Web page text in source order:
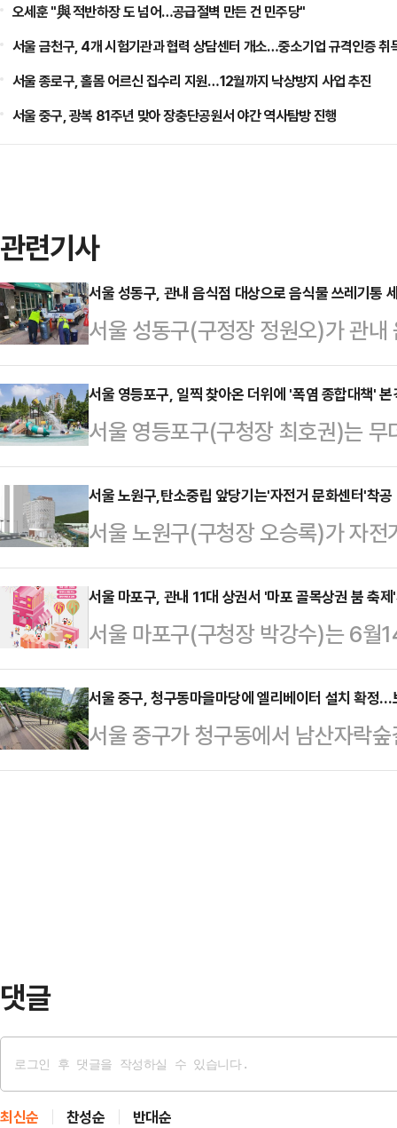
오세훈 "與 적반하장 도 넘어…공급절벽 만든 건 민주당"
서울 금천구, 4개 시험기관과 협력 상담센터 개소…중소기업 규격인증 취
서울 종로구, 홀몸 어르신 집수리 지원…12월까지 낙상방지 사업 추진
서울 중구, 광복 81주년 맞아 장충단공원서 야간 역사탐방 진행
관련기사
서울 성동구, 관내 음식점 대상으로 음식물 쓰레기통
서울 성동구(구정장 정원오)가 관
용기 세척사업'을 시행한다고 12일
레기 수거용기 세척사업'을 추진하
패로 인한 악취, 해충 발생이 증가
한다.관내 주요 상권, 전통시장 등
배출되는 일반식당 약 2800개 업
음식점, 제과점, 편의점, 반찬가게
되는 곳은…
서울 영등포구, 일찍 찾아온 더위에 '폭염 종합대책' 본
서울 영등포구(구청장 최호권)는
민 보호를 위한 '폭염 종합대책'을
르면 지난해 폭염특보가 57일 발효
이 예상된다.이번 대책은 5월19일
예년보다 앞당겨 추진됐다. 특히 어
안전을 지키는 데 초점을 맞췄다.폭
난도우미'는 취약계층에게 특보 사
다. 28명의 방문…
서울 노원구,탄소중립 앞당기는'자전거 문화센터'착공
서울 노원구(구청장 오승록)가 자
화센터'를 착공한다고 12일 밝혔다
공과 체험 기회 제공을 통해 구민들
를 확산하기 위해서다.자전거문화
504-8번지 310㎡ 부지에 건립된
전거 및 미니어처 자전거 전시 카페
으로 구성된다. 향후 어린이 대상
로그램, 자전…
서울 마포구, 관내 11대 상권서 '마포 골목상권 붐 축
서울 마포구(구청장 박강수)는 6월
R1 광장에서 '마포 골목상권 붐축
째를 맞는 이번 축제는 경기침체와
는 지역 내 골목상권 소상공인을 지
레드로드 방문객에게 널리 알리기
서울 중구, 청구동마을마당에 엘리베이터 설치 확정
서울 중구가 청구동에서 남산자락
들의 오랜 숙원 사업인 엘리베이터
댓글
최신순 찬성순 반대순